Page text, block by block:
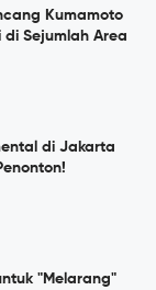
Kumamoto
Sejumlah Area
di Jakarta
"Melarang"